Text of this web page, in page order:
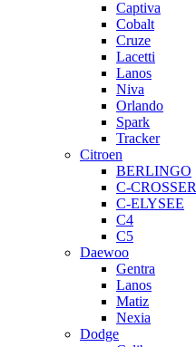
Captiva
Cobalt
Cruze
Lacetti
Lanos
Niva
Orlando
Spark
Tracker
Citroen
BERLINGO
C-CROSSER
C-ELYSEE
C4
C5
Daewoo
Gentra
Lanos
Matiz
Nexia
Dodge